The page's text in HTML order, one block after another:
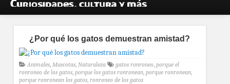
¿Por qué los gatos demuestran amistad?
Animales, Mascotas, Naturaleza gatos ronroneo, porque el
ronroneo de los gatos, porque los gatos ronronean, porque ronronean,
porque ronronean los gatos, ronroneo de los gatos